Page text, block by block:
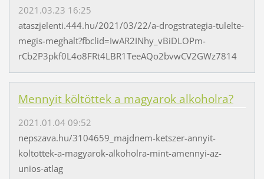
2021.03.23 16:25
ataszjelenti.444.hu/2021/03/22/a-drogstrategia-tulelte-
megis-meghalt?fbclid=IwAR2INhy_vBiDLOPm-
rCb2P3pkf0L4o8FRt4LBR1TeeAQo2bvwCV2GWz7814
Mennyit költöttek a magyarok alkoholra?
2021.01.04 09:52
nepszava.hu/3104659_majdnem-ketszer-annyit-
koltottek-a-magyarok-alkoholra-mint-amennyi-az-
unios-atlag